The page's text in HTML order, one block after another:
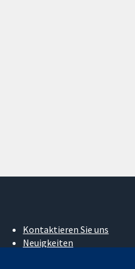
Kontaktieren Sie uns
Neuigkeiten